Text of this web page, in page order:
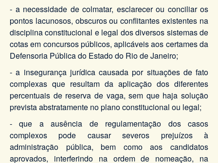
- a necessidade de colmatar, esclarecer ou conciliar os
pontos lacunosos, obscuros ou conflitantes existentes na
disciplina constitucional e legal dos diversos sistemas de
cotas em concursos públicos, aplicáveis aos certames da
Defensoria Pública do Estado do Rio de Janeiro;
- a insegurança jurídica causada por situações de fato
complexas que resultam da aplicação dos diferentes
percentuais de reserva de vaga, sem que haja solução
prevista abstratamente no plano constitucional ou legal;
- que a ausência de regulamentação dos casos
complexos pode causar severos prejuízos à
administração pública, bem como aos candidatos
aprovados, interferindo na ordem de nomeação, na